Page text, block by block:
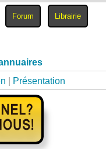
Présentation